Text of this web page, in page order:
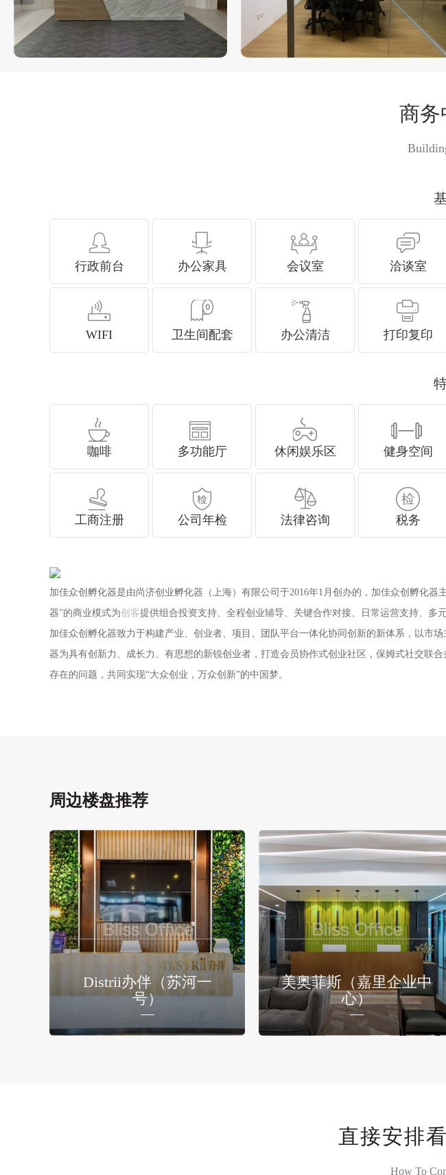
商务
行政前台 办公家具 会议室 洽谈室
WIFI 卫生间配套 办公清洁 打印复印
咖啡 多功能厅 休闲娱乐区 健身空间
工商注册 公司年检 法律咨询 税务
加佳众创孵化器是由尚济创业孵化器（上海）有限公司于2016年1月创办的，加佳众创孵化
器”的商业模式为创客提供组合投资支持、全程创业辅导、关键合作对接、日常运营支持、多
加佳众创孵化器致力于构建产业、创业者、项目、团队平台一体化协同创新的新体系，以市
器为具有创新力、成长力、有思想的新锐创业者，打造会员协作式创业社区，保姆式社交联
存在的问题，共同实现“大众创业，万众创新”的中国梦。
周边楼盘推荐
Distrii办伴（苏河一
号）
美奥菲斯（嘉里企业中
心）
直接安排
How To